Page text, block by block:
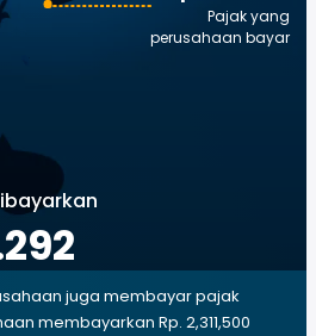
Pajak yang
perusahaan bayar
juga membayar pajak
membayarkan Rp. 2,311,500